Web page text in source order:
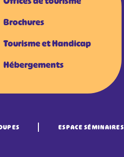
Brochures
Tourisme et Handicap
Hébergements
ESPACE SÉMINAIRES